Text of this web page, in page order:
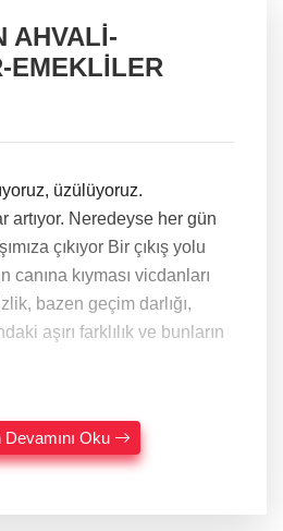
AHVALİ-
EMEKLİLER
üzülüyoruz.
artıyor. Neredeyse her gün
Bir çıkış yolu
canına kıyması vicdanları
bazen geçim darlığı,
aşırı farklılık ve bunların
Devamını Oku